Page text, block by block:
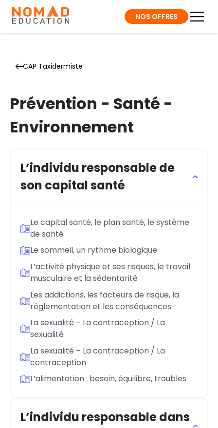
NOS OFFRES
CAP Taxidermiste
Prévention - Santé -
Environnement
L’individu responsable de
son capital santé
Le capital santé, le plan santé, le système
de santé
Le sommeil, un rythme biologique
L’activité physique et ses risques, le travail
musculaire et la sédentarité
Les addictions, les facteurs de risque, la
réglementation et les conséquences
La sexualité – La contraception / La
sexualité
La sexualité – La contraception / La
contraception
L’alimentation : besoin, équilibre, troubles
L’individu responsable dans